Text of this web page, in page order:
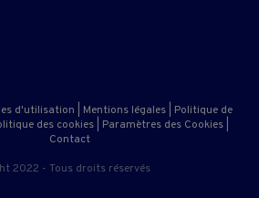
d'utilisation Mentions légales
Politique de
des cookies Paramètres des Cookies
Contact
2022 - Tous droits réservés